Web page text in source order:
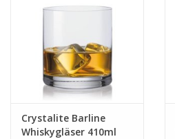
Crystalite Barline
Whiskygläser 410ml